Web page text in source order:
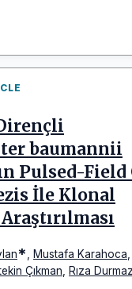
baumannii
Pulsed-Field
İle Klonal
* Mustafa Karahoca
Çıkman Rıza Durmaz